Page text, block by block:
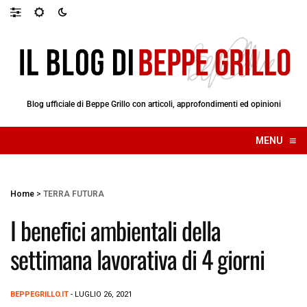
Blog ufficiale di Beppe Grillo con articoli, approfondimenti ed opinioni
MENU ≡
☰
Home > TERRA FUTURA
I benefici ambientali della
settimana lavorativa di 4 giorni
BEPPEGRILLO.IT - LUGLIO 26, 2021